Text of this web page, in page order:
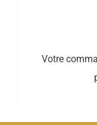
Votre